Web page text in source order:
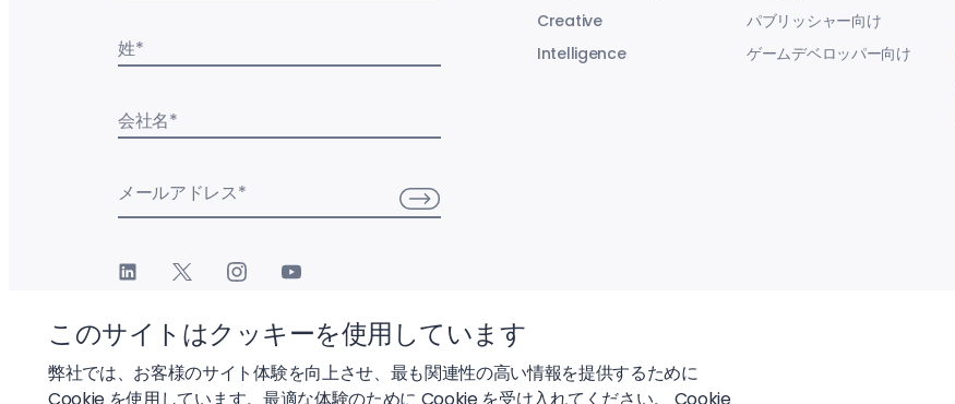
このサイトはクッキーを使用しています
弊社では、お客様のサイト体験を向上させ、最も関連性の高い情報を提供するために
姓*
会社名*
メールアドレス*
Creative
Intelligence
パブリッシャー向け
ゲームデベロッパー向け
© 2026 Liftoff, Inc.